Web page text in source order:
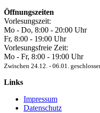
Öffnungszeiten
Vorlesungszeit:
Mo - Do, 8:00 ‐ 20:00 Uhr
Fr, 8:00 ‐ 19:00 Uhr
Vorlesungsfreie Zeit:
Mo - Fr, 8:00 ‐ 19:00 Uhr
Zwischen 24.12. ‐ 06.01.
Links
Impressum
Datenschutz